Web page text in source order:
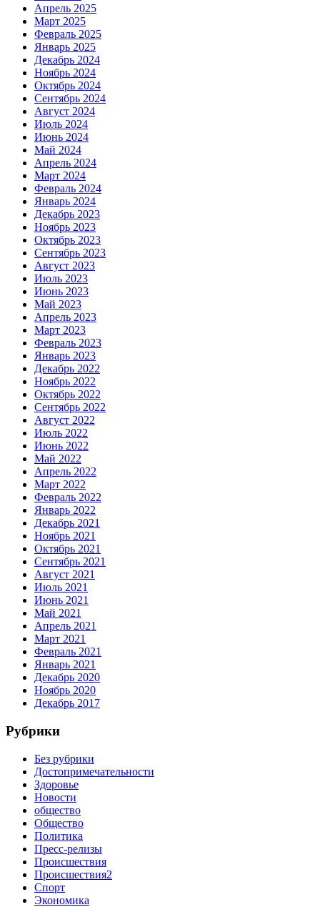
Апрель 2025
Март 2025
Февраль 2025
Январь 2025
Декабрь 2024
Ноябрь 2024
Октябрь 2024
Сентябрь 2024
Август 2024
Июль 2024
Июнь 2024
Май 2024
Апрель 2024
Март 2024
Февраль 2024
Январь 2024
Декабрь 2023
Ноябрь 2023
Октябрь 2023
Сентябрь 2023
Август 2023
Июль 2023
Июнь 2023
Май 2023
Апрель 2023
Март 2023
Февраль 2023
Январь 2023
Декабрь 2022
Ноябрь 2022
Октябрь 2022
Сентябрь 2022
Август 2022
Июль 2022
Июнь 2022
Май 2022
Апрель 2022
Март 2022
Февраль 2022
Январь 2022
Декабрь 2021
Ноябрь 2021
Октябрь 2021
Сентябрь 2021
Август 2021
Июль 2021
Июнь 2021
Май 2021
Апрель 2021
Март 2021
Февраль 2021
Январь 2021
Декабрь 2020
Ноябрь 2020
Декабрь 2017
Рубрики
Без рубрики
Достопримечательности
Здоровье
Новости
общество
Общество
Политика
Пресс-релизы
Происшествия
Происшествия2
Спорт
Экономика